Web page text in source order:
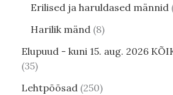
Erilised ja haruldased männid
Harilik mänd 8
Elupuud - kuni 15. aug. 2026
35
Lehtpõõsad 250